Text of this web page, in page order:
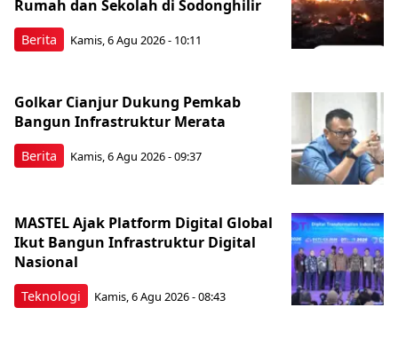
Berita
Rumah dan Sekolah di Sodonghilir
Kamis, 6 Agu 2026 - 10:11
Berita
Golkar Cianjur Dukung Pemkab
Bangun Infrastruktur Merata
Kamis, 6 Agu 2026 - 09:37
Teknologi
MASTEL Ajak Platform Digital Global
Ikut Bangun Infrastruktur Digital
Nasional
Kamis, 6 Agu 2026 - 08:43